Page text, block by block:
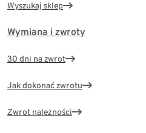
Wyszukaj sklep
Wymiana i zwroty
30 dni na zwrot
Jak dokonać zwrotu
Zwrot należności